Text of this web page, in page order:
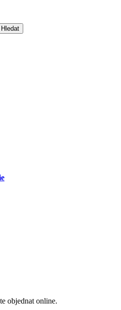
Hledat
objednat online.